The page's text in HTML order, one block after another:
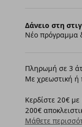
Δάνειο στη
Νέο πρόγραμμα
Πληρωμή σε 3
Με χρεωστική ή
Κερδίστε 20€
200€
Μάθετε